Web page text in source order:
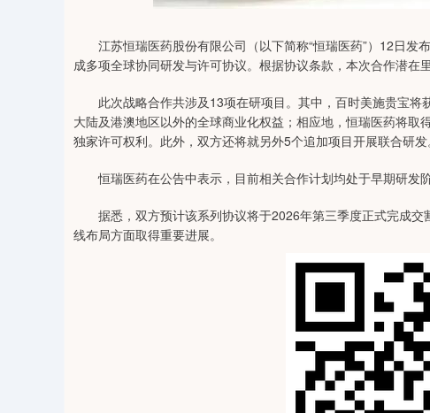
江苏恒瑞医药股份有限公司（以下简称“恒瑞医药”）12日发
成多项全球协同研发与许可协议。根据协议条款，本次合作潜在
此次战略合作共涉及13项在研项目。其中，百时美施贵宝将
大陆及港澳地区以外的全球商业化权益；相应地，恒瑞医药将
独家许可权利。此外，双方还将就另外5个追加项目开展联合研发
恒瑞医药在公告中表示，目前相关合作计划均处于早期研发阶
据悉，双方预计该系列协议将于2026年第三季度正式完成交
线布局方面取得重要进展。